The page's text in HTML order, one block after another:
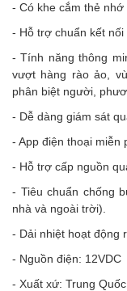
- Có khe cắm thẻ nhớ
- Hỗ trợ chuẩn kết nối
- Tính năng thông
vượt hàng rào ảo,
phân biệt người,
- Dễ dàng giám sát
- App điện thoại miễn
- Hỗ trợ cấp nguồn
- Tiêu chuẩn chống
nhà và ngoài trời).
- Dải nhiệt hoạt động
- Nguồn điện: 12VDC
- Xuất xứ: Trung Quốc.